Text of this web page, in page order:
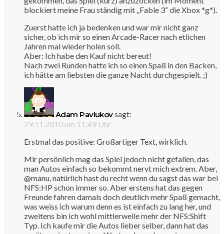
blockiert meine Frau ständig mit „Fable 3“ die Xbox *g*).
Zuerst hatte ich ja bedenken und war mir nicht ganz
sicher, ob ich mir so einen Arcade-Racer nach etlichen
Jahren mal wieder holen soll.
Aber: Ich habe den Kauf nicht bereut!
Nach zwei Runden hatte ich so einen Spaß in den Backen,
ich hätte am liebsten die ganze Nacht durchgespielt. ;)
Adam Pavlukovsagt:
29.11.2010 um 11:49 Uhr
Erstmal das positive: Großartiger Text, wirklich.
Mir persönlich mag das Spiel jedoch nicht gefallen, das
man Autos einfach so bekommt nervt mich extrem. Aber,
@manu, natürlich hast du recht wenn du sagst das war bei
NFS:HP schon immer so. Aber erstens hat das gegen
Freunde fahren damals doch deutlich mehr Spaß gemacht,
was weiss ich warum denn es ist einfach zu lang her, und
zweitens bin ich wohl mittlerweile mehr der NFS:Shift
Typ. Ich kaufe mir die Autos lieber selber, dann hat das